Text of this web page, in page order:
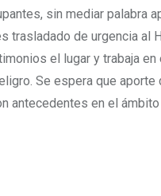
sin mediar palabra
trasladado de urgencia al
el lugar y trabaja
Se espera que
antecedentes en el